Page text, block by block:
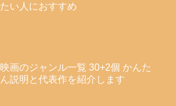
たい人におすすめ
映画のジャンル一覧 30+2個 かんた
ん説明と代表作を紹介します